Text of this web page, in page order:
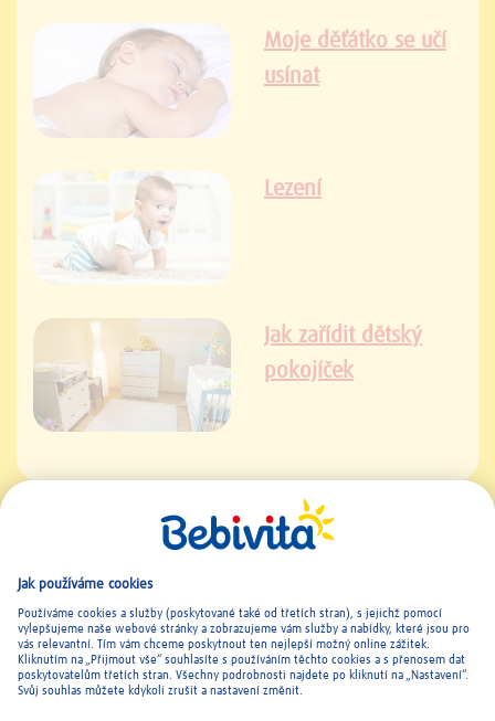
Moje děťátko se učí
usínat
Lezení
Jak zařídit dětský
pokojíček